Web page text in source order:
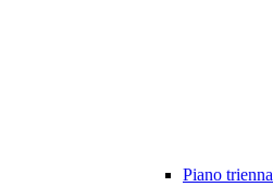
Piano